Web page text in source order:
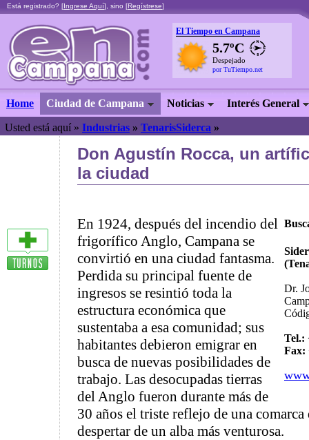
Está registrado? [Ingrese Aquí], sino [Regístrese]
El Tiempo en Campana
5.7ºC
Despejado
por TuTiempo.net
Home Ciudad de Campana Noticias Interés General
Usted está aquí » Industrias » TenarisSiderca »
Don Agustín Rocca, un
la ciudad
Dr.
Tel.:
Fax:
En 1924, después del incendio del
frigorífico Anglo, Campana se
convirtió en una ciudad fantasma.
Perdida su principal fuente de
ingresos se resintió toda la
estructura económica que
sustentaba a esa comunidad; sus
habitantes debieron emigrar en
busca de nuevas posibilidades de
trabajo. Las desocupadas tierras
del Anglo fueron durante más de
30 años el triste reflejo de una
despertar de un alba más venturosa.